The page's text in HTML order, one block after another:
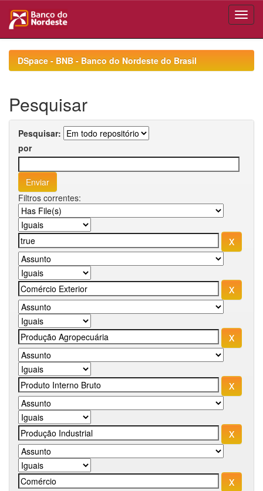
navigationDSpace - BNB - Banco do Nordeste do Brasil
Pesquisar
Pesquisar:
por
Filtros correntes: